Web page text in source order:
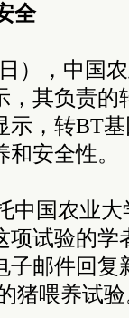
全
），中国
，其负责的
示，转BT
安全性。
中国农业
项试验的学
子邮件回复
猪喂养试